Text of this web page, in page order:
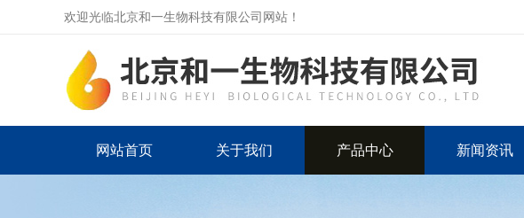
欢迎光临北京和一生物科技有限公司网站！
网站首页 关于我们 产品中心 新闻资讯